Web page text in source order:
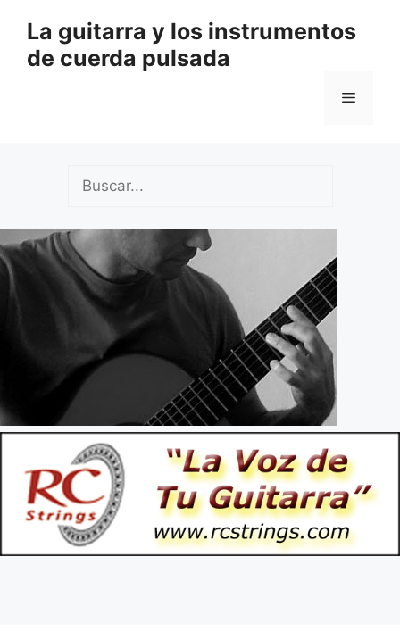
contenido
La guitarra y los instrumentos
de cuerda pulsada
Menú